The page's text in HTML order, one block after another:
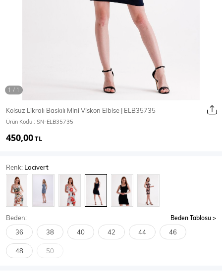
Mont & Kaban Yağmurluk
T-Shirt
Body Atlet Crop & Büstiyer
SPOR GİYİM
Kolsuz Likralı Baskılı Mini Viskon Elbise | ELB35735
Ürün Kodu : SN-ELB35735
450,00TL
Renk: Lacivert
Beden: Beden Tablosu
36 38 40 42 44 46
48 50